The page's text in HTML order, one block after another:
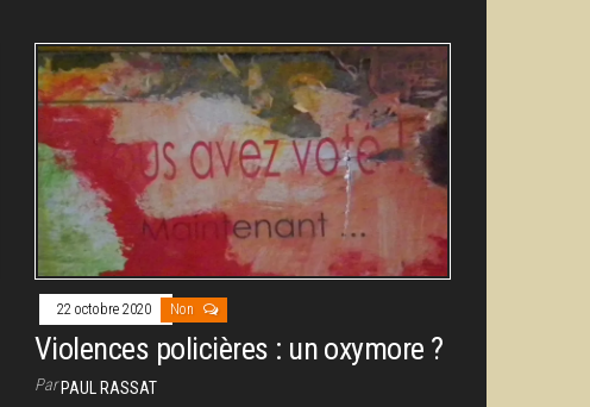
22 octobre 2020 Non
Violences policières : un oxymore ?
ParPAUL RASSAT